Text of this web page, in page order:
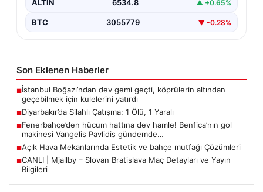
ALTIN 6534.8 ▲ +0.65%
BTC 3055779 ▼ -0.28%
Son Eklenen Haberler
■İstanbul Boğazı’ndan dev gemi geçti, köprülerin altından
geçebilmek için kulelerini yatırdı
■Diyarbakır’da Silahlı Çatışma: 1 Ölü, 1 Yaralı
■Fenerbahçe’den hücum hattına dev hamle! Benfica’nın gol
makinesi Vangelis Pavlidis gündemde…
■Açık Hava Mekanlarında Estetik ve bahçe mutfağı Çözümleri
■CANLI | Mjallby – Slovan Bratislava Maç Detayları ve Yayın
Bilgileri